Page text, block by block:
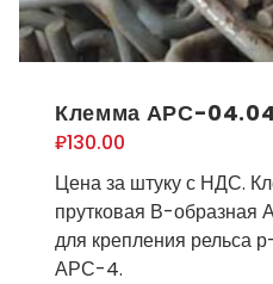
Клемма АРС-
₽130.00
Цена за штуку с НДС.
прутковая В-образная
для крепления рельса
АРС-4.